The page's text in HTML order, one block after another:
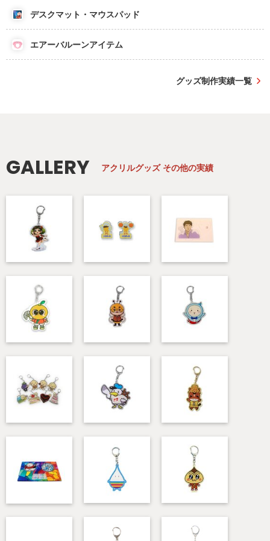
デスクマット・マウスパッド
エアーバルーンアイテム
グッズ制作実績一覧
GALLERY アクリルグッズ その他の実績